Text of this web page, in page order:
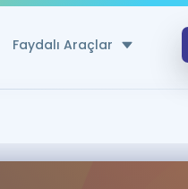
Faydalı Araçlar